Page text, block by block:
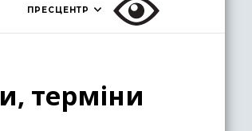
ПРЕСЦЕНТР
терміни